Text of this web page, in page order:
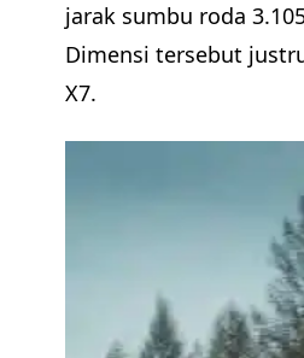
jarak sumbu roda
Dimensi tersebut
X7.